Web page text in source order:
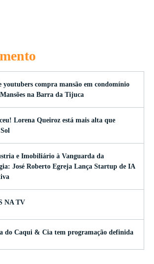
youtubers compra mansão em condomínio
na Barra da Tijuca
Lorena Queiroz está mais alta que
e Imobiliário à Vanguarda da
José Roberto Egreja Lança Startup de IA
NA TV
do Caqui & Cia tem programação definida